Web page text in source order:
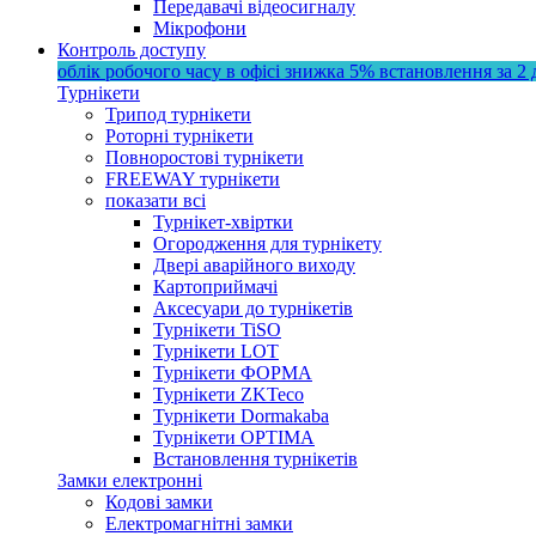
Передавачі відеосигналу
Мікрофони
Контроль доступу
облік робочого часу в офісі знижка 5% встановлення за 2
Турнікети
Трипод турнікети
Роторні турнікети
Повноростові турнікети
FREEWAY турнікети
показати всі
Турнікет-хвіртки
Огородження для турнікету
Двері аварійного виходу
Картоприймачі
Аксесуари до турнікетів
Турнікети TiSO
Турнікети LOT
Турнікети ФОРМА
Турнікети ZKTeco
Турнікети Dormakaba
Турнікети OPTIMA
Встановлення турнікетів
Замки електронні
Кодові замки
Електромагнітні замки